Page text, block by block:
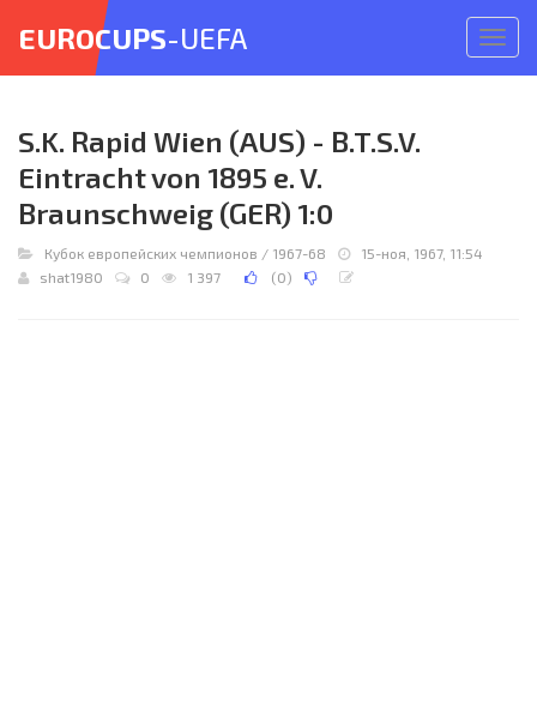
меню
EUROCUPS-UEFA
S.K. Rapid Wien (AUS) - B.T.S.V.
Eintracht von 1895 e. V.
Braunschweig (GER) 1:0
Кубок европейских чемпионов / 1967-68
15-ноя, 1967, 11:54
shat1980
0 1 397 (0)